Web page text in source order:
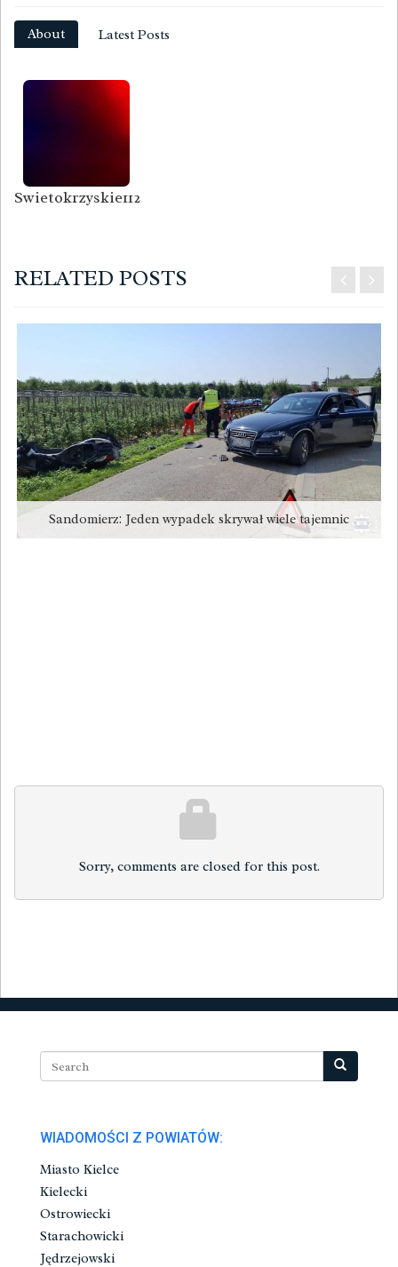
About Latest Posts
Swietokrzyskie112
RELATED POSTS
Sandomierz: Jeden wypadek skrywał wiele tajemnic
Sorry, comments are closed for this post.
WIADOMOŚCI Z POWIATÓW:
Miasto Kielce
Kielecki
Ostrowiecki
Starachowicki
Jędrzejowski